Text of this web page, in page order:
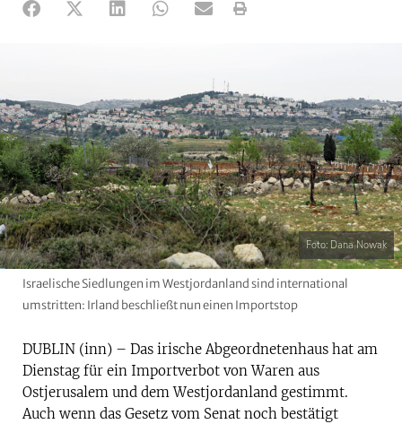
Foto: Dana Nowak
Israelische Siedlungen im Westjordanland sind international
umstritten: Irland beschließt nun einen Importstop
DUBLIN (inn) – Das irische Abgeordnetenhaus hat am
Dienstag für ein Importverbot von Waren aus
Ostjerusalem und dem Westjordanland gestimmt.
Auch wenn das Gesetz vom Senat noch bestätigt